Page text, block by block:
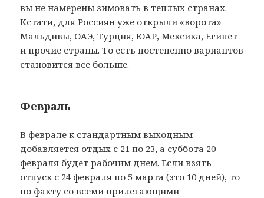
вы не намерены зимовать в теплых странах.
Кстати, для Россиян уже открыли «ворота»
Мальдивы, ОАЭ, Турция, ЮАР, Мексика, Египет
и прочие страны. То есть постепенно вариантов
становится все больше.
Февраль
В феврале к стандартным выходным
добавляется отдых с 21 по 23, а суббота 20
февраля будет рабочим днем. Если взять
отпуск с 24 февраля по 5 марта (это 10 дней), то
по факту со всеми прилегающими